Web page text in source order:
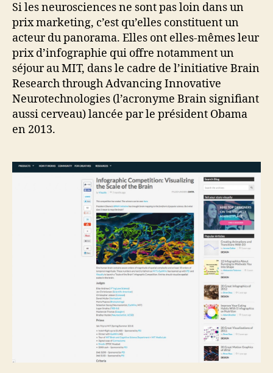
Si les neurosciences ne sont pas loin dans un
prix marketing, c’est qu’elles constituent un
acteur du panorama. Elles ont elles-mêmes leur
prix d’infographie qui offre notamment un
séjour au MIT, dans le cadre de l’initiative Brain
Research through Advancing Innovative
Neurotechnologies (l’acronyme Brain signifiant
aussi cerveau) lancée par le président Obama
en 2013.